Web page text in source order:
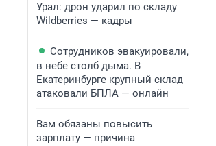
Урал: дрон ударил по складу
Wildberries — кадры
Сотрудников эвакуировали,
в небе столб дыма. В
Екатеринбурге крупный склад
атаковали БПЛА — онлайн
Вам обязаны повысить
зарплату — причина